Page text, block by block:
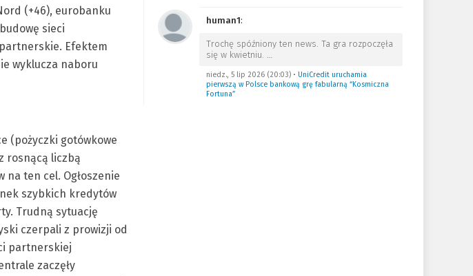
(+46), eurobanku
sieci
Efektem
wyklucza naboru
(pożyczki gotówkowe
rosnącą liczbą
ten cel. Ogłoszenie
szybkich kredytów
Trudną sytuację
czerpali z prowizji od
partnerskiej
zaczęły
human1:
Trochę spóźniony ten news. Ta gra rozpoczęła
się w kwietniu. …
niedz., 5 lip 2026 (20:03)• UniCredit uruchamia
pierwszą w Polsce bankową grę fabularną “Kosmiczna
Fortuna”